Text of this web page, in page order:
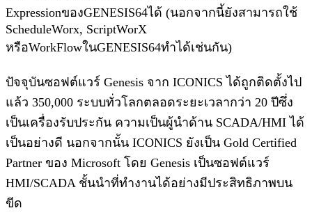
ExpressionของGENESIS64ได้ (นอกจากนี้ยังสามารถใช้
ScheduleWorx, ScriptWorX
หรือWorkFlowในGENESIS64ทำได้เช่นกัน)
ปัจจุบันซอฟต์แวร์ Genesis จาก ICONICS ได้ถูกติดตั้งไป
แล้ว 350,000 ระบบทั่วโลกตลอดระยะเวลากว่า 20 ปีซึ่ง
เป็นเครื่องรับประกัน ความเป็นผู้นำด้าน SCADA/HMI ได้
เป็นอย่างดี นอกจากนั้น ICONICS ยังเป็น Gold Certified
Partner ของ Microsoft โดย Genesis เป็นซอฟต์แวร์
HMI/SCADA ชั้นนำที่ทำงานได้อย่างมีประสิทธิภาพบน
ขีด